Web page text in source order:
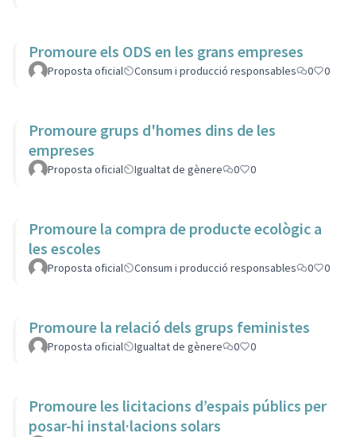
Promoure els ODS en les grans empreses
Proposta oficial Consum i producció responsables 0 0
Promoure grups d'homes dins de les
empreses
Proposta oficial Igualtat de gènere 0 0
Promoure la compra de producte ecològic a
les escoles
Proposta oficial Consum i producció responsables 0 0
Promoure la relació dels grups feministes
Proposta oficial Igualtat de gènere 0 0
Promoure les licitacions d’espais públics per
posar-hi instal·lacions solars